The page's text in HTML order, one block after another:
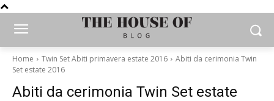
Home Twin Set Abiti primavera estate 2016
Abiti da cerimonia Twin
Set estate 2016
Abiti da cerimonia Twin Set estate